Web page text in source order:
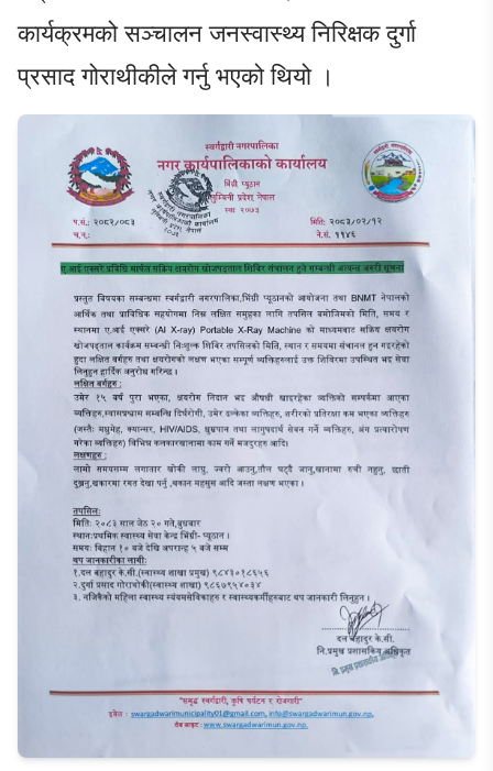
कार्यक्रमको सञ्चालन जनस्वास्थ्य निरिक्षक दुर्गा
प्रसाद गोराथीकीले गर्नु भएको थियो ।